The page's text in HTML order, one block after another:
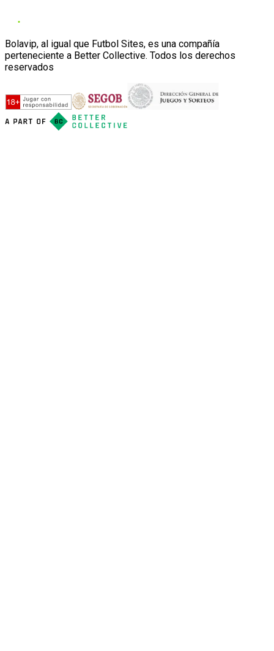
Bolavip, al igual que Futbol Sites, es una compañía
perteneciente a Better Collective. Todos los derechos
reservados